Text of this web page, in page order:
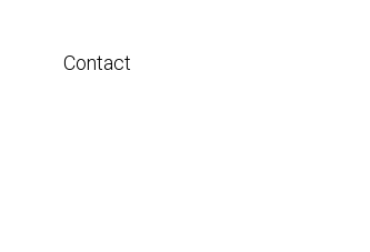
Contact